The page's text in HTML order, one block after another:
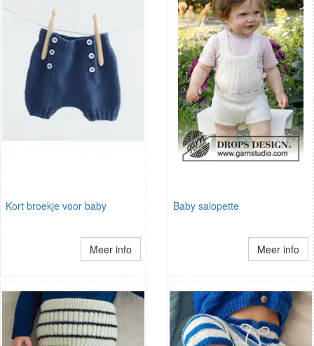
Kort broekje voor baby
Meer info
Baby salopette
Meer info